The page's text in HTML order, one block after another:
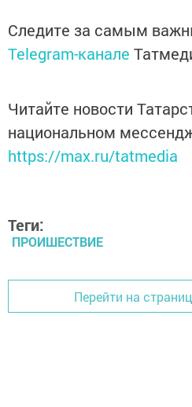
Следите за самым
Telegram-канале
Читайте новости
национальном
https://max.ru/tatmedia
Теги:
ПРОИШЕСТВИЕ
Перейти на